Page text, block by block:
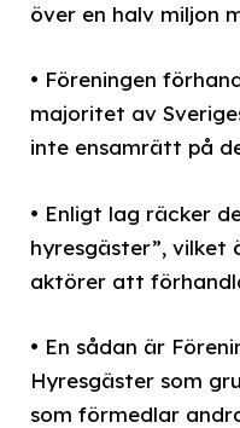
över en halv miljon
• Föreningen
majoritet av
inte ensamrätt på
• Enligt lag räcker
hyresgäster”, vilket
aktörer att
• En sådan är
Hyresgäster som
som förmedlar